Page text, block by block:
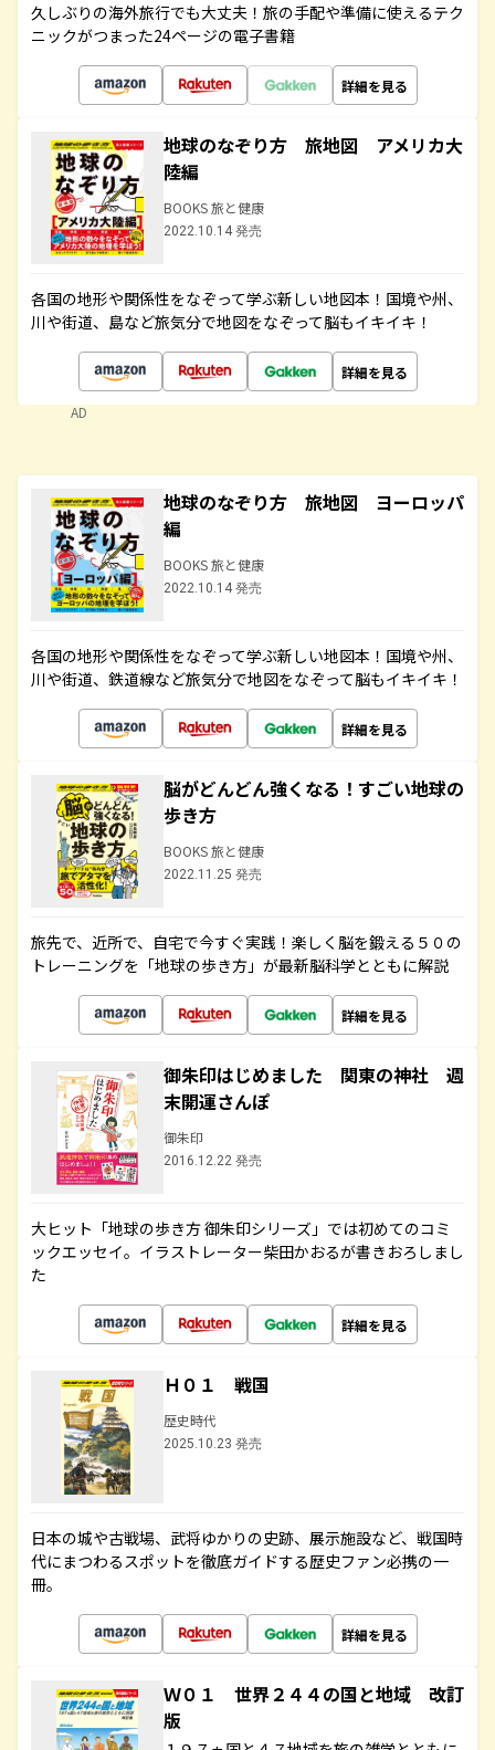
久しぶりの海外旅行でも大丈夫！旅の手配や準備に使えるテク
ニックがつまった24ページの電子書籍
詳細を見る
地球のなぞり方 旅地図 アメリカ大
陸編
BOOKS 旅と健康
2022.10.14 発売
各国の地形や関係性をなぞって学ぶ新しい地図本！国境や州、
川や街道、島など旅気分で地図をなぞって脳もイキイキ！
詳細を見る
AD
地球のなぞり方 旅地図 ヨーロッパ
編
BOOKS 旅と健康
2022.10.14 発売
各国の地形や関係性をなぞって学ぶ新しい地図本！国境や州、
川や街道、鉄道線など旅気分で地図をなぞって脳もイキイキ！
詳細を見る
脳がどんどん強くなる！すごい地球の
歩き方
BOOKS 旅と健康
2022.11.25 発売
旅先で、近所で、自宅で今すぐ実践！楽しく脳を鍛える５０の
トレーニングを「地球の歩き方」が最新脳科学とともに解説
詳細を見る
御朱印はじめました 関東の神社 週
末開運さんぽ
御朱印
2016.12.22 発売
大ヒット「地球の歩き方 御朱印シリーズ」では初めてのコミ
ックエッセイ。イラストレーター柴田かおるが書きおろしまし
た
詳細を見る
Ｈ０１ 戦国
歴史時代
2025.10.23 発売
日本の城や古戦場、武将ゆかりの史跡、展示施設など、戦国時
代にまつわるスポットを徹底ガイドする歴史ファン必携の一
冊。
詳細を見る
Ｗ０１ 世界２４４の国と地域 改訂
版